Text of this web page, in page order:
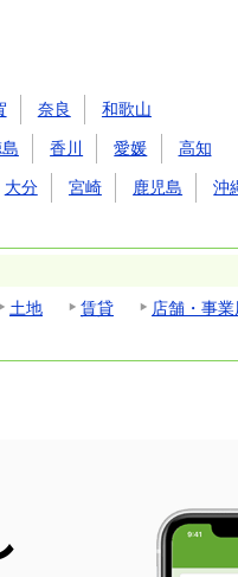
奈良 和歌山
香川 愛媛 高知
大分 宮崎 鹿児島 沖
土地 賃貸
店舗・事業